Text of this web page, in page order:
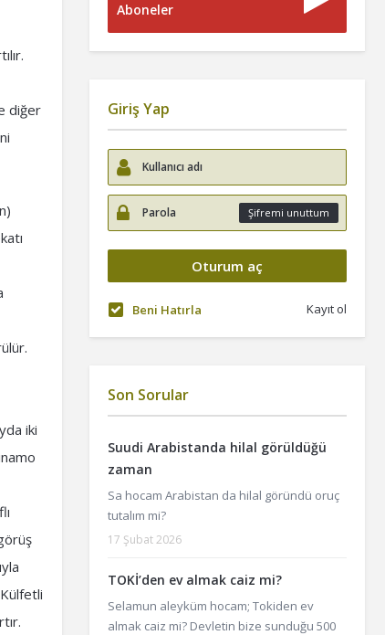
diğer
iki
Aboneler
Giriş Yap
Şifremi unuttum
Beni Hatırla Kayıt ol
Son Sorular
Suudi Arabistanda hilal görüldüğü
zaman
Sa hocam Arabistan da hilal göründü oruç
tutalım mi?
17 Şubat 2026
TOKİ’den ev almak caiz mi?
Selamun aleyküm hocam; Tokiden ev
almak caiz mi? Devletin bize sunduğu 500